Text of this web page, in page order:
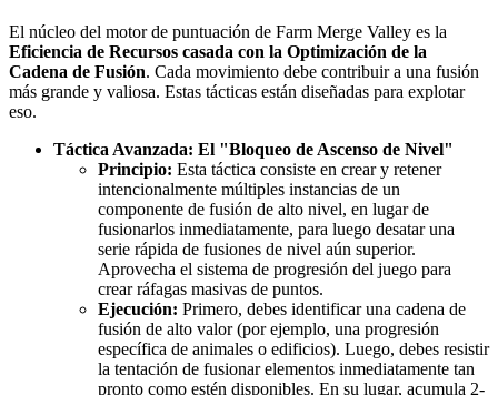
El núcleo del motor de puntuación de Farm Merge Valley es la
Eficiencia de Recursos casada con la Optimización de la
Cadena de Fusión. Cada movimiento debe contribuir a una fusión
más grande y valiosa. Estas tácticas están diseñadas para explotar
eso.
Táctica Avanzada: El "Bloqueo de Ascenso de Nivel"
Principio: Esta táctica consiste en crear y retener
intencionalmente múltiples instancias de un
componente de fusión de alto nivel, en lugar de
fusionarlos inmediatamente, para luego desatar una
serie rápida de fusiones de nivel aún superior.
Aprovecha el sistema de progresión del juego para
crear ráfagas masivas de puntos.
Ejecución: Primero, debes identificar una cadena de
fusión de alto valor (por ejemplo, una progresión
específica de animales o edificios). Luego, debes resistir
la tentación de fusionar elementos inmediatamente tan
pronto como estén disponibles. En su lugar, acumula 2-